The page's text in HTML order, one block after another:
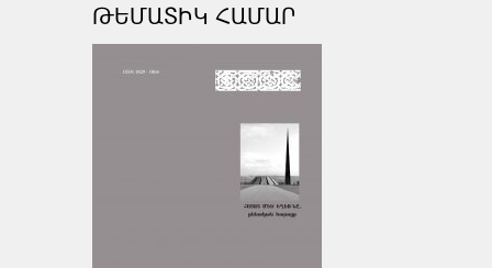
ԹԵՄԱՏԻԿ ՀԱՄԱՐ